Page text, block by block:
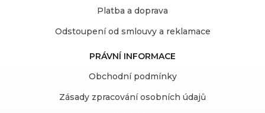
Platba a doprava
Odstoupení od smlouvy a reklamace
PRÁVNÍ INFORMACE
Obchodní podmínky
Zásady zpracování osobních údajů